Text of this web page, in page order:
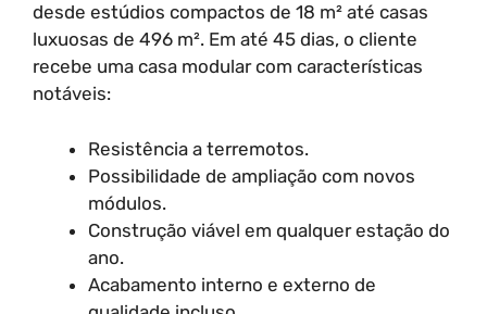
desde estúdios compactos de 18 m² até casas
luxuosas de 496 m². Em até 45 dias, o cliente
recebe uma casa modular com características
notáveis:
Resistência a terremotos.
Possibilidade de ampliação com novos
módulos.
Construção viável em qualquer estação do
ano.
Acabamento interno e externo de